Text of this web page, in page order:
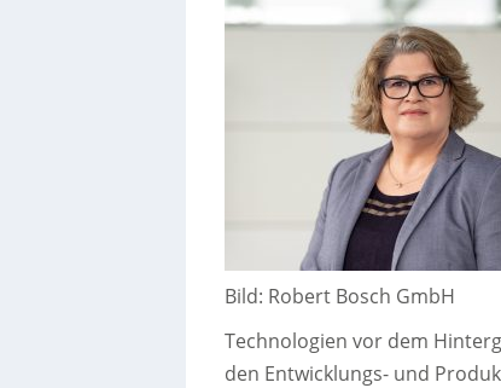
Bild: Robert Bosch GmbH
Technologien vor dem
den Entwicklungs- und